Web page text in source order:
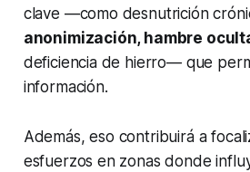
clave —como desnutrición
anonimización, hambre
deficiencia de hierro— que
información.
Además, eso contribuirá a
esfuerzos en zonas donde